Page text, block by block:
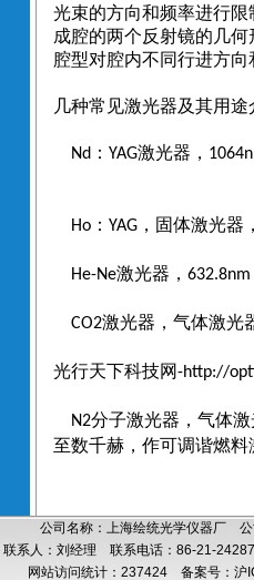
光束的方向和频率进行
成腔的两个反射镜的几
腔型对腔内不同行进方
几种常见激光器及其用
Nd ： YAG激光器，
Ho ： YAG ，固体激光
He-Ne激光器， 632.8nm
CO2激光器，气体激光
光行天下科技网-http://
N2分子激光器，气体
至数千赫，作可调谐燃
公司名称：上海绘统光学仪器厂
联系人：刘经理 联系电话：86-21-
网站访问统计：237424 备案号：沪